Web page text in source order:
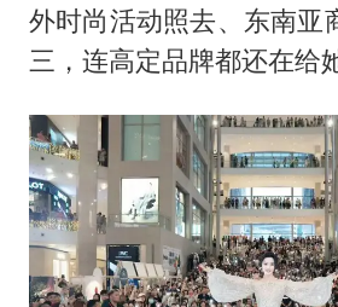
外时尚活动照去、东南亚
三，连高定品牌都还在给